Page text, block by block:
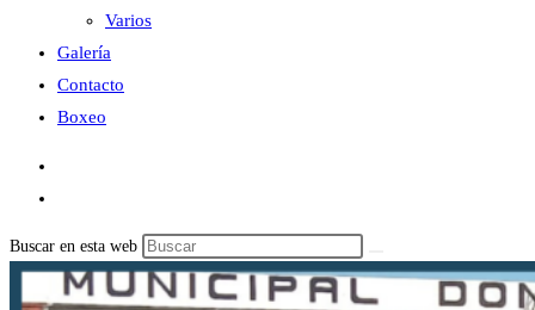
Varios
Galería
Contacto
Boxeo
Buscar en esta web